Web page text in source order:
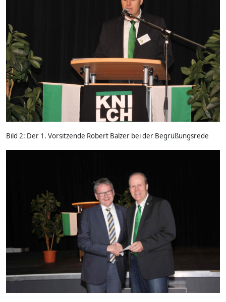
Bild 2: Der 1. Vorsitzende Robert Balzer bei der Begrüßungsrede